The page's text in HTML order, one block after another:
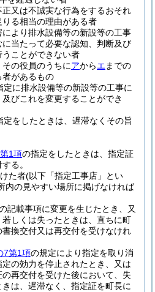
又は不誠実な行為をするおそれ
る相当の理由がある者
より排水設備等の新設等の工事
当たって必要な認知、判断及び
ことができない者
の役員のうちにアからエ までの
者があるもの
定に排水設備等の新設等の工事に
びこれを変更することができ
定をしたときは、遅滞なくその旨
1項の指定をしたときは、指定証
る。
た者(以下「指定工事店」とい
内の見やすい場所に掲げなければ
記載事項に変更を生じたとき、又
しくは失ったときは、直ちに町
換交付又は再交付を受けなけれ
7第1項の規定により指定を取り消
の効力を停止されたとき、又は
再交付を受けた後において、失
は、遅滞なく、指定証を町長に